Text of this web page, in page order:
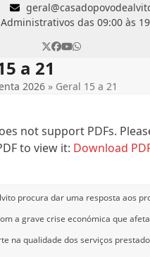
das 09:00 às
Twitter
Facebook
YouTube
Whatsapp
a 21
2026 » Geral 15 a 21
not support PDFs.
to view it: Download
procura dar uma resposta aos
a grave crise económica que
na qualidade dos serviços